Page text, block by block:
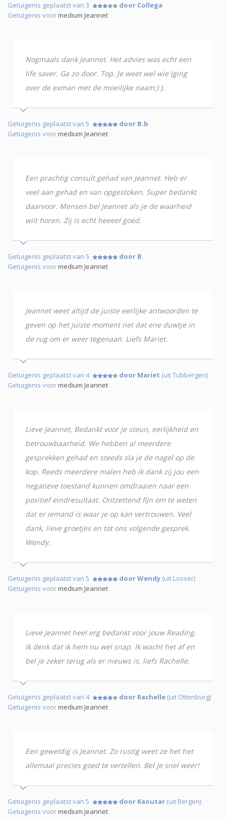
Getuigenis geplaatst van 3
door Collega
Getuigenis voormedium Jeannet
Nogmaals dank Jeannet. Het advies was echt een
life saver. Ga zo door. Top. Je weet wel wie (ging
over de exman met de moeilijke naam:) ).
Getuigenis geplaatst van 5
door B.b
Getuigenis voormedium Jeannet
Een prachtig consult gehad van Jeannet. Heb er
veel aan gehad en van opgestoken. Super bedankt
daarvoor. Mensen bel Jeannet als je de waarheid
wilt horen. Zij is echt heeeel goed.
Getuigenis geplaatst van 5
door B.
Getuigenis voormedium Jeannet
Jeannet weet altijd de juiste eerlijke antwoorden te
geven op het juiste moment net dat ene duwtje in
de rug om er weer tegenaan. Liefs Mariet.
Getuigenis geplaatst van 4 door Mariet (uit Tubbergen)
Getuigenis voormedium Jeannet
Lieve Jeannet, Bedankt voor je steun, eerlijkheid en
betrouwbaarheid. We hebben al meerdere
gesprekken gehad en steeds sla je de nagel op de
kop. Reeds meerdere malen heb ik dank zij jou een
negatieve toestand kunnen omdraaien naar een
positief eindresultaat. Ontzettend fijn om te weten
dat er iemand is waar je op kan vertrouwen. Veel
dank, lieve groetjes en tot ons volgende gesprek.
Wendy.
Getuigenis geplaatst van 5 door Wendy (uit Losser)
Getuigenis voormedium Jeannet
Lieve Jeannet heel erg bedankt voor jouw Reading.
Ik denk dat ik hem nu wel snap. Ik wacht het af en
bel je zeker terug als er nieuws is, liefs Rachelle.
Getuigenis geplaatst van 4 door Rachelle (uit Ottenburg)
Getuigenis voormedium Jeannet
Een geweldig is Jeannet. Zo rustig weet ze het het
allemaal precies goed te vertellen. Bel je snel weer!
Getuigenis geplaatst van 5 door Kaoutar (uit Bergen)
Getuigenis voormedium Jeannet